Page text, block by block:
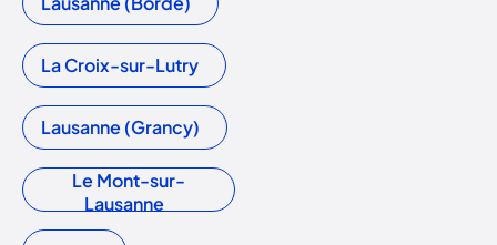
La Croix-sur-Lutry
Lausanne (Grancy)
Le Mont-sur-
Lausanne